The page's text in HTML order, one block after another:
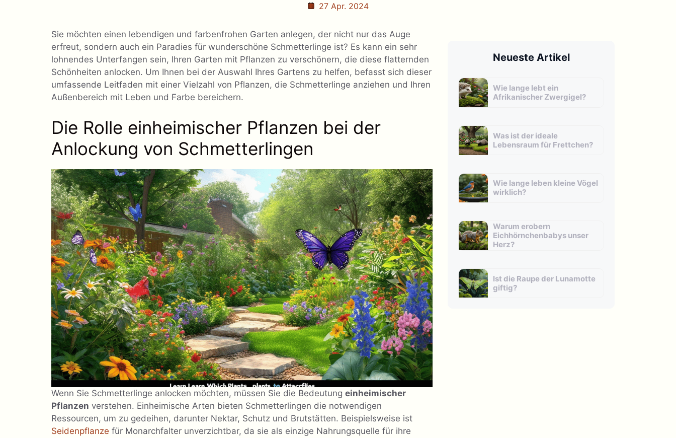
27 Apr. 2024
Sie möchten einen lebendigen und farbenfrohen Garten anlegen, der nicht nur das Auge
erfreut, sondern auch ein Paradies für wunderschöne Schmetterlinge ist? Es kann ein sehr
lohnendes Unterfangen sein, Ihren Garten mit Pflanzen zu verschönern, die diese flatternden
Schönheiten anlocken. Um Ihnen bei der Auswahl Ihres Gartens zu helfen, befasst sich dieser
umfassende Leitfaden mit einer Vielzahl von Pflanzen, die Schmetterlinge anziehen und Ihren
Außenbereich mit Leben und Farbe bereichern.
Die Rolle einheimischer Pflanzen bei der
Anlockung von Schmetterlingen
Wenn Sie Schmetterlinge anlocken möchten, müssen Sie die Bedeutung einheimischer
Pflanzen verstehen. Einheimische Arten bieten Schmetterlingen die notwendigen
Ressourcen, um zu gedeihen, darunter Nektar, Schutz und Brutstätten. Beispielsweise ist
Seidenpflanze für Monarchfalter unverzichtbar, da sie als einzige Nahrungsquelle für ihre
Neueste Artikel
Wie lange lebt ein
Afrikanischer Zwergigel?
Was ist der ideale
Lebensraum für Frettchen?
Wie lange leben kleine Vögel
wirklich?
Warum erobern
Eichhörnchenbabys unser
Herz?
Ist die Raupe der Lunamotte
giftig?